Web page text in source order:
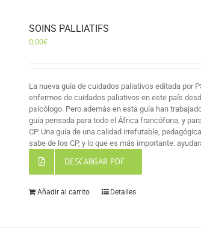
SOINS PALLIATIFS
0,00€
La nueva guía de cuidados paliativos editada por
enfermos de cuidados paliativos en este país
psicólogo. Pero además en esta guía han
guía pensada para todo el África francófona, y
CP. Una guía de una calidad irrefutable,
sabe de los CP, y lo que es más importante:
DESCARGAR PDF
Añadir al carrito Detalles